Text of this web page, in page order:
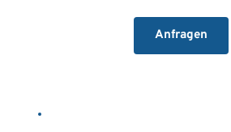
Anfragen